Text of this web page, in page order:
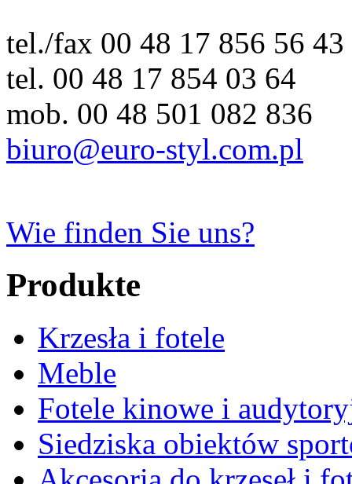
tel./fax 00 48 17 856 56 43
tel. 00 48 17 854 03 64
mob. 00 48 501 082 836
biuro@euro-styl.com.pl
Wie finden Sie uns?
Produkte
Krzesła i fotele
Meble
Fotele kinowe i
Siedziska obiektów